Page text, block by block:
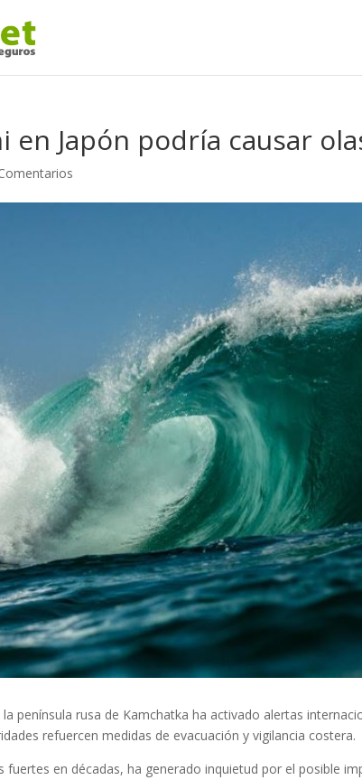
en Japón podría causar
península rusa de Kamchatka ha activado alertas
refuercen medidas de evacuación y vigilancia costera.
en décadas, ha generado inquietud por el posible